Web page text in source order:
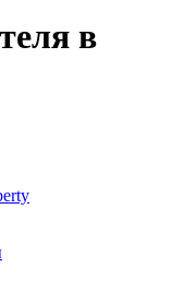
в